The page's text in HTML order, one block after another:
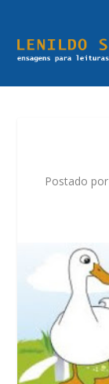
Postado por